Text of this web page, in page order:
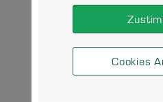
Cookies